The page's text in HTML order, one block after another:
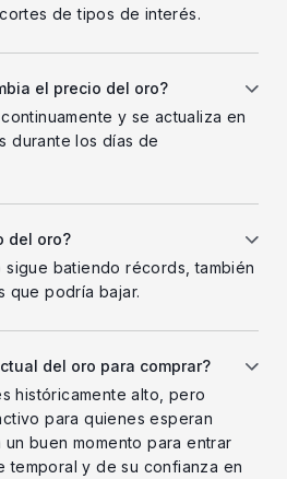
de tipos de interés.
el precio del oro?
y se actualiza en
durante los días de
del oro?
batiendo récords, también
que podría bajar.
del oro para comprar?
históricamente alto, pero
para quienes esperan
buen momento para entrar
temporal y de su confianza en